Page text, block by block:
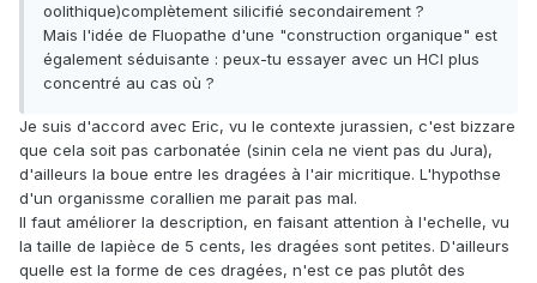
oolithique)complètement silicifié secondairement ?
Mais l'idée de Fluopathe d'une "construction organique" est
également séduisante : peux-tu essayer avec un HCl plus
concentré au cas où ?
Je suis d'accord avec Eric, vu le contexte jurassien, c'est bizzare
que cela soit pas carbonatée (sinin cela ne vient pas du Jura),
d'ailleurs la boue entre les dragées à l'air micritique. L'hypothse
d'un organissme corallien me parait pas mal.
Il faut améliorer la description, en faisant attention à l'echelle, vu
la taille de lapièce de 5 cents, les dragées sont petites. D'ailleurs
quelle est la forme de ces dragées, n'est ce pas plutôt des